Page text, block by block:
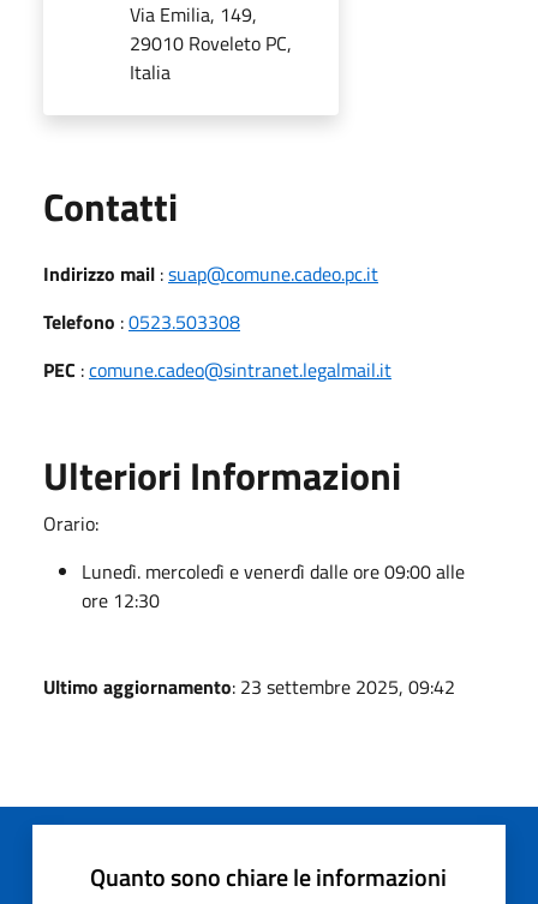
Via Emilia, 149,
29010 Roveleto PC,
Italia
Contatti
Indirizzo mail :suap@comune.cadeo.pc.it
Telefono :0523.503308
PEC :comune.cadeo@sintranet.legalmail.it
Ulteriori Informazioni
Orario:
Lunedì. mercoledì e venerdì dalle ore 09:00 alle
ore 12:30
Ultimo aggiornamento: 23 settembre 2025, 09:42
Quanto sono chiare le informazioni